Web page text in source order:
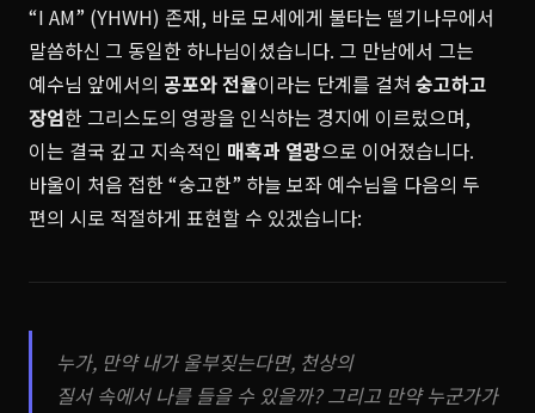
“I AM” (YHWH) 존재, 바로 모세에게 불타는 떨기나무에서
말씀하신 그 동일한 하나님이셨습니다. 그 만남에서 그는
예수님 앞에서의 공포와 전율이라는 단계를 걸쳐 숭고하고
장엄한 그리스도의 영광을 인식하는 경지에 이르렀으며,
이는 결국 깊고 지속적인 매혹과 열광으로 이어졌습니다.
바울이 처음 접한 “숭고한” 하늘 보좌 예수님을 다음의 두
편의 시로 적절하게 표현할 수 있겠습니다:
누가, 만약 내가 울부짖는다면, 천상의
질서 속에서 나를 들을 수 있을까? 그리고 만약 누군가가